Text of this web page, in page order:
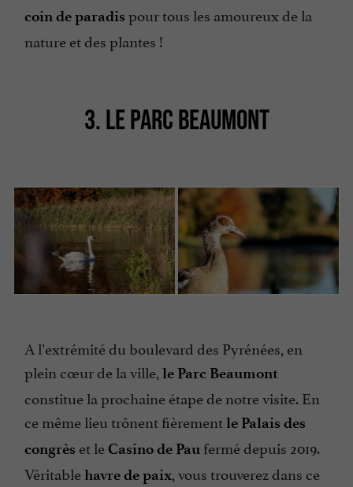
coin de paradis pour tous les amoureux de la
nature et des plantes !
3. LE PARC BEAUMONT
A l’extrémité du boulevard des Pyrénées, en
plein cœur de la ville, le Parc Beaumont
constitue la prochaine étape de notre visite. En
ce même lieu trônent fièrementle Palais des
congrès et leCasino de Pau fermé depuis 2019.
Véritablehavre de paix, vous trouverez dans ce